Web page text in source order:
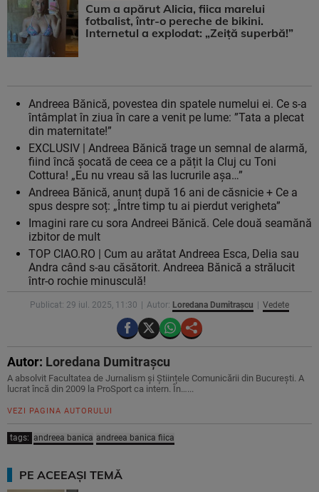
Cum a apărut Alicia, fiica marelui
fotbalist, într-o pereche de bikini.
Internetul a explodat: „Zeiță superbă!”
Andreea Bănică, povestea din spatele numelui ei. Ce s-a
întâmplat în ziua în care a venit pe lume: ”Tata a plecat
din maternitate!”
EXCLUSIV | Andreea Bănică trage un semnal de alarmă,
fiind încă șocată de ceea ce a pățit la Cluj cu Toni
Cottura! „Eu nu vreau să las lucrurile așa…”
Andreea Bănică, anunț după 16 ani de căsnicie + Ce a
spus despre soț: „Între timp tu ai pierdut verigheta”
Imagini rare cu sora Andreei Bănică. Cele două seamănă
izbitor de mult
TOP CIAO.RO | Cum au arătat Andreea Esca, Delia sau
Andra când s-au căsătorit. Andreea Bănică a strălucit
într-o rochie minusculă!
Publicat: 29 iul. 2025, 11:30 Autor: Loredana Dumitrașcu Vedete
Autor: Loredana Dumitrașcu
A absolvit Facultatea de Jurnalism și Științele Comunicării din București. A
lucrat încă din 2009 la ProSport ca intern. În…...
VEZI PAGINA AUTORULUI
tags: andreea banica andreea banica fiica
PE ACEEAȘI TEMĂ